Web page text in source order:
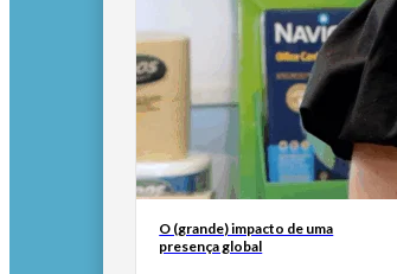
O (grande) impacto de uma
presença global